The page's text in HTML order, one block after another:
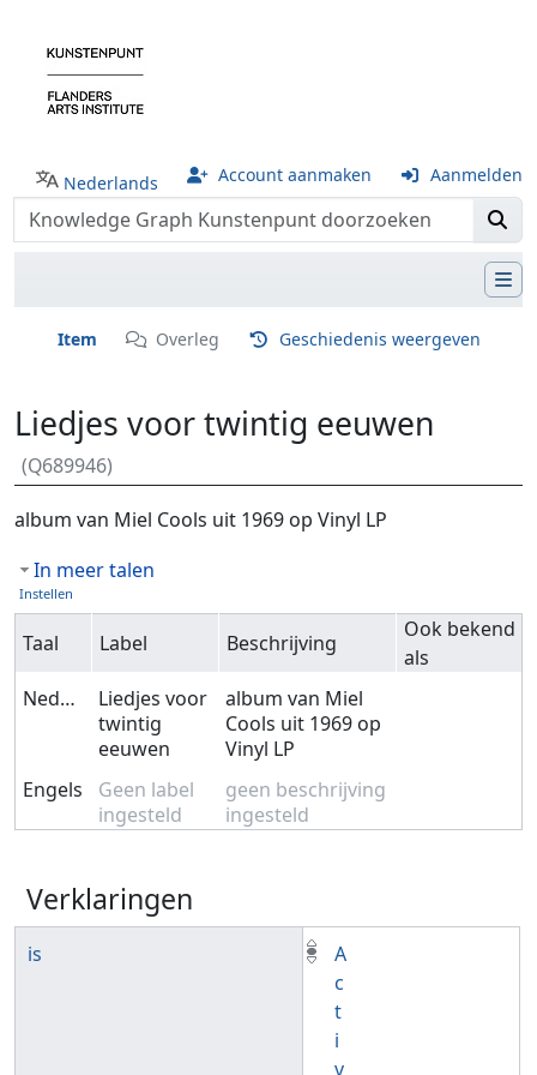
Nederlands Account aanmaken Aanmelden
Item Overleg Geschiedenis weergeven
Liedjes voor twintig eeuwen
(Q689946)
Ga naar:navigatie,zoeken
album van Miel Cools uit 1969 op Vinyl LP
In meer talen
Instellen
Taal Label Beschrijving
Ook bekend
als
Nederlands
Liedjes voor
twintig
eeuwen
album van Miel
Cools uit 1969 op
Vinyl LP
Engels
Geen label
ingesteld
geen beschrijving
ingesteld
Verklaringen
is
A
c
t
i
v